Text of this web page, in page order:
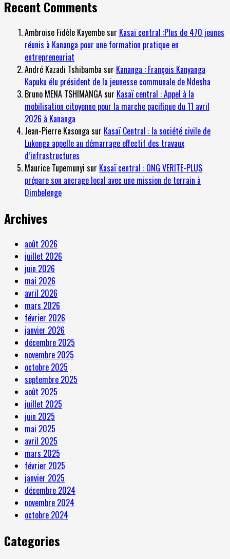
Recent Comments
Ambroise Fidèle Kayembesur Kasaï central :Plus de 470 jeunes
réunis à Kananga pour une formation pratique en
entrepreneuriat
André Kazadi Tshibamba sur Kananga : François Kanyanga
Kapuku élu président de la jeunesse communale de Ndesha
Bruno MENA TSHIMANGAsur Kasaï central : Appel à la
mobilisation citoyenne pour la marche pacifique du 11 avril
2026 à Kananga
Jean-Pierre Kasonga sur Kasaï Central : la société civile de
Lukonga appelle au démarrage effectif des travaux
d’infrastructures
Maurice Tupemunyi sur Kasaï central : ONG VERITE-PLUS
prépare son ancrage local avec une mission de terrain à
Dimbelenge
Archives
août 2026
juillet 2026
juin 2026
mai 2026
avril 2026
mars 2026
février 2026
janvier 2026
décembre 2025
novembre 2025
octobre 2025
septembre 2025
août 2025
juillet 2025
juin 2025
mai 2025
avril 2025
mars 2025
février 2025
janvier 2025
décembre 2024
novembre 2024
octobre 2024
Categories